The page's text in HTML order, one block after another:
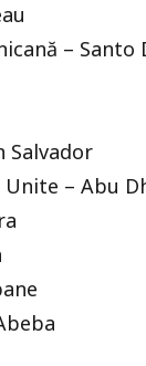
– Santo
Salvador
– Abu